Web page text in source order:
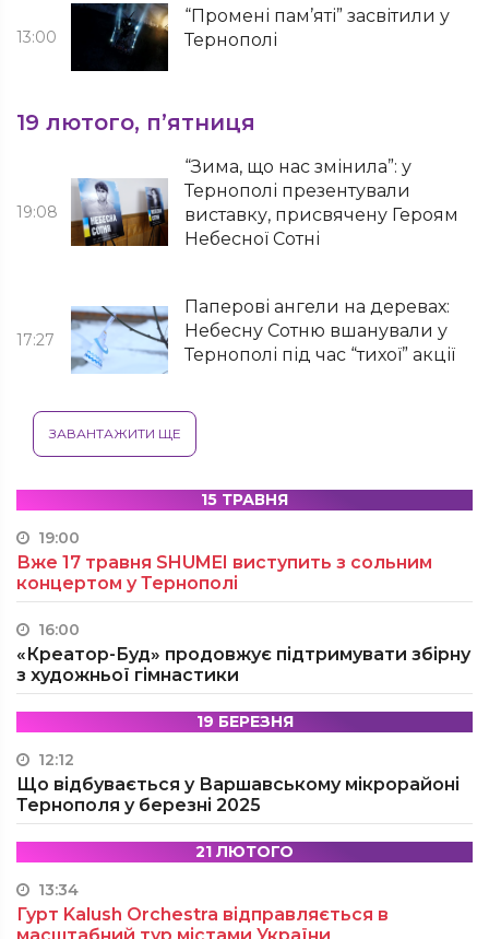
13:00
“Промені пам’яті” засвітили у
Тернополі
19 лютого, п’ятниця
19:08
“Зима, що нас змінила”: у
Тернополі презентували
виставку, присвячену Героям
Небесної Сотні
17:27
Паперові ангели на деревах:
Небесну Сотню вшанували у
Тернополі під час “тихої” акції
ЗАВАНТАЖИТИ ЩЕ
15 ТРАВНЯ
19:00
Вже 17 травня SHUMEI виступить з сольним
концертом у Тернополі
16:00
«Креатор-Буд» продовжує підтримувати збірну
з художньої гімнастики
19 БЕРЕЗНЯ
12:12
Що відбувається у Варшавському мікрорайоні
Тернополя у березні 2025
21 ЛЮТОГО
13:34
Гурт Kalush Orchestra відправляється в